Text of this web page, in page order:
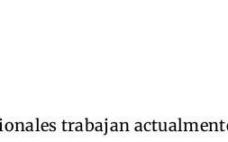
trabajan